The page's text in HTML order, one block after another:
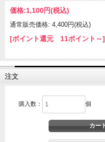
価格:1,100円(税込)
通常販売価格: 4,400円(税込)
[ポイント還元 11ポイント～]
注文
購入数： 個